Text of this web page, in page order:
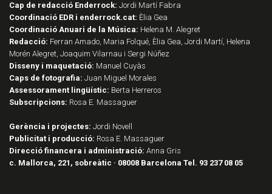
Cap de redacció Enderrock: Jordi Martí Fabra
Coordinació EDR i enderrock.cat: Èlia Gea
Coordinació Anuari de la Música: Helena M. Alegret
Redacció: Ferran Amado, Maria Folqué, Èlia Gea, Jordi Martí, Helena
Morén Alegret, Joaquim Vilarnau i Sergi Núñez
Disseny i maquetació: Manuel Cuyàs
Caps de fotografia: Juan Miguel Morales
Assessorament lingüístic: Berta Herreros
Subscripcions: Rosa E. Massaguer
Gerència i projectes: Jordi Novell
Publicitat i producció: Rosa E. Massaguer
Direcció financera i administració: Anna Gris
c. Mallorca, 221, sobreàtic · 08008 Barcelona Tel. 93 237 08 05